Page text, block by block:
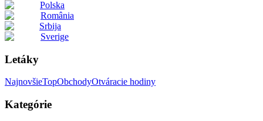
Polska
România
Srbija
Sverige
Letáky
NajnovšieTopObchodyOtváracie hodiny
Kategórie